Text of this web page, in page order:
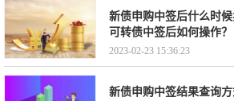
新债申购中签后什么时
可转债中签后如何操作？
2023-02-23 15:36:23
新债申购中签结果查询